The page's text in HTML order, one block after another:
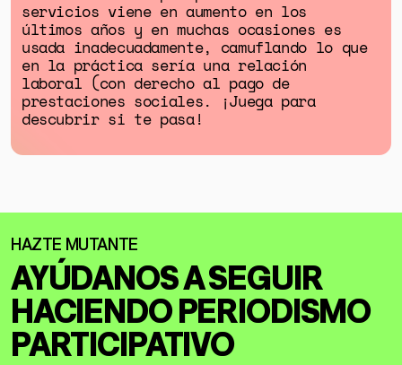
servicios viene en aumento en los
últimos años y en muchas ocasiones es
usada inadecuadamente, camuflando lo que
en la práctica sería una relación
laboral (con derecho al pago de
prestaciones sociales. ¡Juega para
descubrir si te pasa!
AYÚDANOS A SEGUIR
HACIENDOPERIODISMO
PARTICIPATIVO